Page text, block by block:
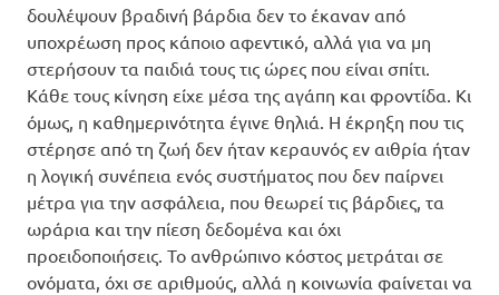
δουλέψουν βραδινή βάρδια δεν το έκαναν από
υποχρέωση προς κάποιο αφεντικό, αλλά για να μη
στερήσουν τα παιδιά τους τις ώρες που είναι σπίτι.
Κάθε τους κίνηση είχε μέσα της αγάπη και φροντίδα. Κι
όμως, η καθημερινότητα έγινε θηλιά. Η έκρηξη που τις
στέρησε από τη ζωή δεν ήταν κεραυνός εν αιθρία ήταν
η λογική συνέπεια ενός συστήματος που δεν παίρνει
μέτρα για την ασφάλεια, που θεωρεί τις βάρδιες, τα
ωράρια και την πίεση δεδομένα και όχι
προειδοποιήσεις. Το ανθρώπινο κόστος μετράται σε
ονόματα, όχι σε αριθμούς, αλλά η κοινωνία φαίνεται να